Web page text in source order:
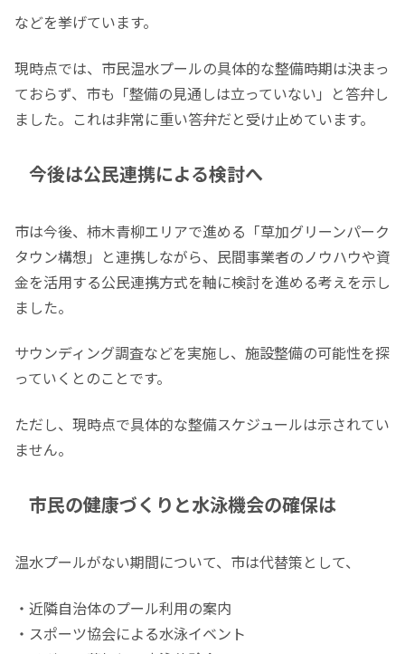
などを挙げています。
現時点では、市民温水プールの具体的な整備時期は決まっ
ておらず、市も「整備の見通しは立っていない」と答弁し
ました。これは非常に重い答弁だと受け止めています。
今後は公民連携による検討へ
市は今後、柿木青柳エリアで進める「草加グリーンパーク
タウン構想」と連携しながら、民間事業者のノウハウや資
金を活用する公民連携方式を軸に検討を進める考えを示し
ました。
サウンディング調査などを実施し、施設整備の可能性を探
っていくとのことです。
ただし、現時点で具体的な整備スケジュールは示されてい
ません。
市民の健康づくりと水泳機会の確保は
温水プールがない期間について、市は代替策として、
・近隣自治体のプール利用の案内
・スポーツ協会による水泳イベント